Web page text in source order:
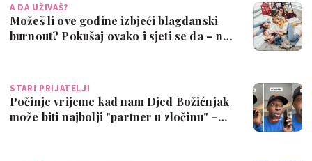
A DA UŽIVAŠ?
Možeš li ove godine izbjeći blagdanski
burnout? Pokušaj ovako i sjeti se da – n…
STARI PRIJATELJI
Počinje vrijeme kad nam Djed Božićnjak
može biti najbolji "partner u zločinu" –…